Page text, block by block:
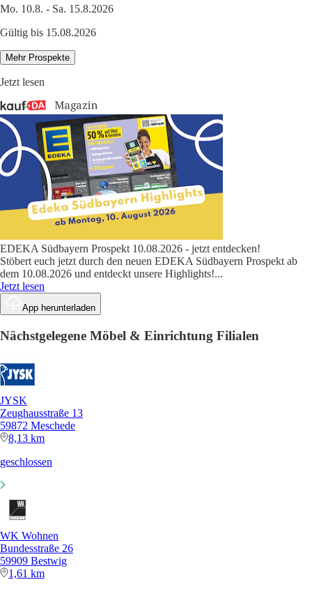
Mo. 10.8. - Sa. 15.8.2026
Gültig bis 15.08.2026
Mehr Prospekte
Jetzt lesen
EDEKA Südbayern Prospekt 10.08.2026 - jetzt entdecken!
Stöbert euch jetzt durch den neuen EDEKA Südbayern Prospekt ab
dem 10.08.2026 und entdeckt unsere Highlights!...
Jetzt lesen
App herunterladen
Nächstgelegene Möbel & Einrichtung Filialen
JYSK
Zeughausstraße 13
59872 Meschede
8,13 km
geschlossen
WK Wohnen
Bundesstraße 26
59909 Bestwig
1,61 km